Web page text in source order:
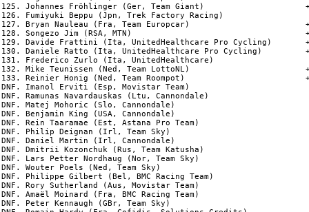
125. Johannes Fröhlinger (Ger, Team Giant)
126. Fumiyuki Beppu (Jpn, Trek Factory Racing)
127. Bryan Nauleau (Fra, Team Europcar)
128. Songezo Jim (RSA, MTN)
129. Davide Frattini (Ita, UnitedHealthcare Pro Cycling)
130. Daniele Ratto (Ita, UnitedHealthcare Pro Cycling)
131. Frederico Zurlo (Ita, UnitedHealthcare)
132. Mike Teunissen (Ned, Team LottoNL)
133. Reinier Honig (Ned, Team Roompot)
DNF. Imanol Erviti (Esp, Movistar Team)
DNF. Ramunas Navardauskas (Ltu, Cannondale)
DNF. Matej Mohoric (Slo, Cannondale)
DNF. Benjamin King (USA, Cannondale)
DNF. Rein Taaramae (Est, Astana Pro Team)
DNF. Philip Deignan (Irl, Team Sky)
DNF. Daniel Martin (Irl, Cannondale)
DNF. Dmitrii Kozonchuk (Rus, Team Katusha)
DNF. Lars Petter Nordhaug (Nor, Team Sky)
DNF. Wouter Poels (Ned, Team Sky)
DNF. Philippe Gilbert (Bel, BMC Racing Team)
DNF. Rory Sutherland (Aus, Movistar Team)
DNF. Amaël Moinard (Fra, BMC Racing Team)
DNF. Peter Kennaugh (GBr, Team Sky)